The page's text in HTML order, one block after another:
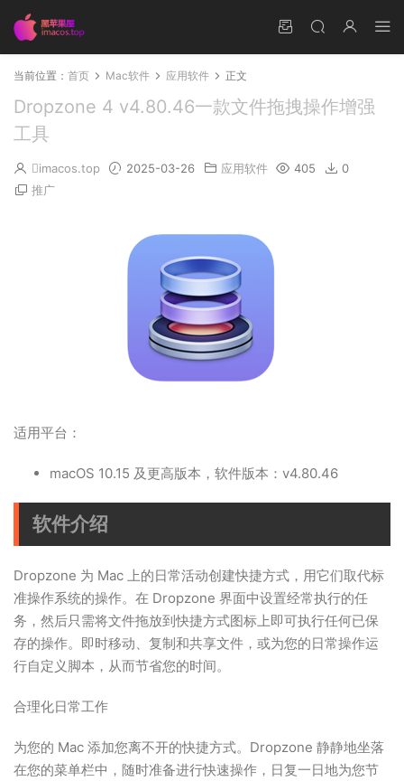
当前位置： 首页 Mac软件 应用软件 正文
Dropzone 4 v4.80.46一款文件拖拽操作增强
工具
imacos.top 2025-03-26 应用软件 405
0
推广
适用平台：
macOS 10.15 及更高版本，软件版本：v4.80.46
软件介绍
Dropzone 为 Mac 上的日常活动创建快捷方式，用它们取代标
准操作系统的操作。在 Dropzone 界面中设置经常执行的任
务，然后只需将文件拖放到快捷方式图标上即可执行任何已保
存的操作。即时移动、复制和共享文件，或为您的日常操作运
行自定义脚本，从而节省您的时间。
合理化日常工作
为您的 Mac 添加您离不开的快捷方式。Dropzone 静静地坐落
在您的菜单栏中，随时准备进行快速操作，日复一日地为您节